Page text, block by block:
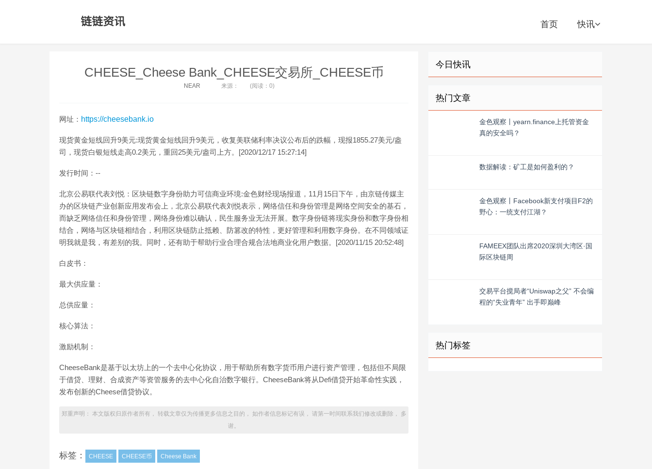
首页 快讯
CHEESE_Cheese Bank_CHEESE交易所_CHEESE币
NEAR 来源： (阅读：0)
网址： https://cheesebank.io
现货黄金短线回升9美元:现货黄金短线回升9美元，收复美联储利率决议公布后的跌幅，现报1855.27美元/盎
司，现货白银短线走高0.2美元，重回25美元/盎司上方。[2020/12/17 15:27:14]
发行时间：--
北京公易联代表刘悦：区块链数字身份助力可信商业环境:金色财经现场报道，11月15日下午，由京链传媒主
办的区块链产业创新应用发布会上，北京公易联代表刘悦表示，网络信任和身份管理是网络空间安全的基石，
而缺乏网络信任和身份管理，网络身份难以确认，民生服务业无法开展。数字身份链将现实身份和数字身份相
结合，网络与区块链相结合，利用区块链防止抵赖、防篡改的特性，更好管理和利用数字身份。在不同领域证
明我就是我，有差别的我。同时，还有助于帮助行业合理合规合法地商业化用户数据。[2020/11/15 20:52:48]
白皮书：
最大供应量：
总供应量：
核心算法：
激励机制：
CheeseBank是基于以太坊上的一个去中心化协议，用于帮助所有数字货币用户进行资产管理，包括但不局限
于借贷、理财、合成资产等资管服务的去中心化自治数字银行。CheeseBank将从Defi借贷开始革命性实践，
发布创新的Cheese借贷协议。
郑重声明： 本文版权归原作者所有， 转载文章仅为传播更多信息之目的， 如作者信息标记有误， 请第一时间联系我们修改或删除， 多
谢。
标签： CHEESE CHEESE币 Cheese Bank
今日快讯
热门文章
金色观察丨yearn.finance上托管资金
真的安全吗？
数据解读：矿工是如何盈利的？
金色观察丨Facebook新支付项目F2的
野心：一统支付江湖？
FAMEEX团队出席2020深圳大湾区·国
际区块链周
交易平台搅局者“Uniswap之父” 不会编
程的“失业青年” 出手即巅峰
热门标签